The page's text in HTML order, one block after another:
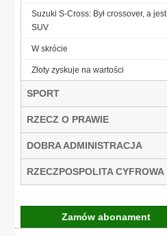
Suzuki S-Cross: Był crossover, a jest
SUV
W skrócie
Złoty zyskuje na wartości
SPORT
RZECZ O PRAWIE
DOBRA ADMINISTRACJA
RZECZPOSPOLITA CYFROWA
Zamów abonament